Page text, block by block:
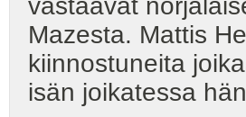
vastaavat
Mazesta. Mattis
kiinnostuneita
isän joikatessa